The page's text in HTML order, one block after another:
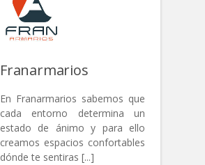
Franarmarios
En Franarmarios sabemos que
cada entorno determina un
estado de ánimo y para ello
creamos espacios confortables
dónde te sentiras [...]